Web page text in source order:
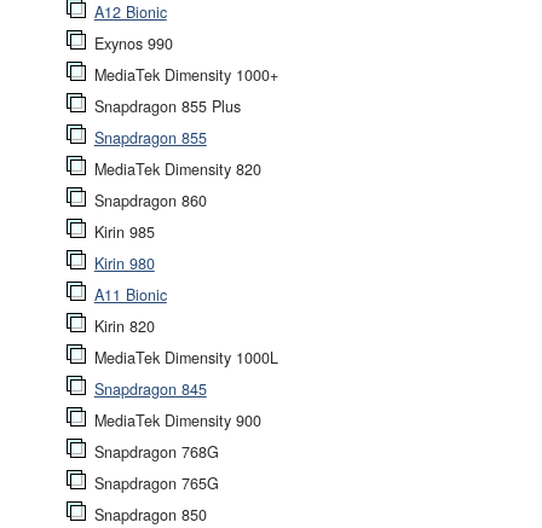
A12 Bionic
Exynos 990
MediaTek Dimensity 1000+
Snapdragon 855 Plus
Snapdragon 855
MediaTek Dimensity 820
Snapdragon 860
Kirin 985
Kirin 980
A11 Bionic
Kirin 820
MediaTek Dimensity 1000L
Snapdragon 845
MediaTek Dimensity 900
Snapdragon 768G
Snapdragon 765G
Snapdragon 850